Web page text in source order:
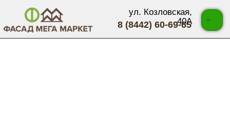
8 (8442) 60-69-65
ул. Козловская,
40А